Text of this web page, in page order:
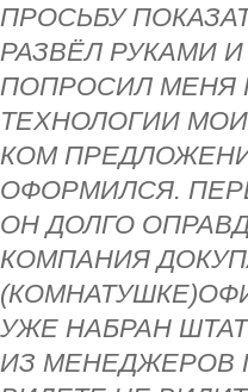
ПРОСЬБУ
РАЗВЁЛ РУКАМИ
ПОПРОСИЛ МЕНЯ
ТЕХНОЛОГИИ
КОМ
ОФОРМИЛСЯ.
ОН ДОЛГО
КОМПАНИЯ
УЖЕ НАБРАН
ИЗ МЕНЕДЖЕРОВ